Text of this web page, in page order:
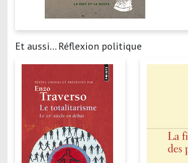
Et aussi... Réflexion politique